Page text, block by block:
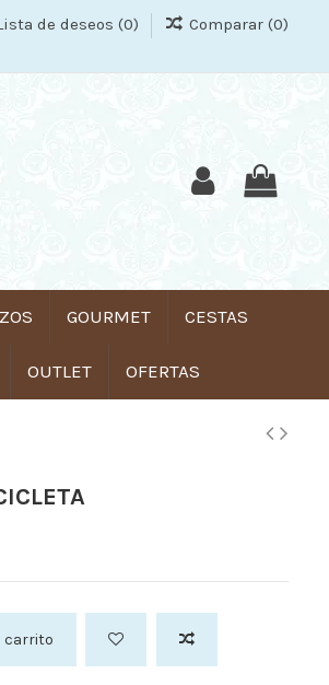
de deseos (0) Comparar (0)
GOURMET CESTAS
OUTLET OFERTAS
carrito